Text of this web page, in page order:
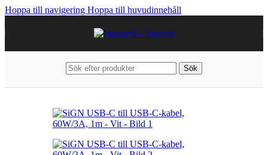
Hoppa till navigering Hoppa till huvudinnehåll
Sök